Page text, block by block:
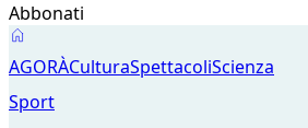
Abbonati
Agorà
AGORÀCulturaSpettacoliScienza
Sport